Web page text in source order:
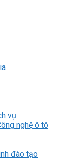
vụ
nghệ ô tô
đào tạo